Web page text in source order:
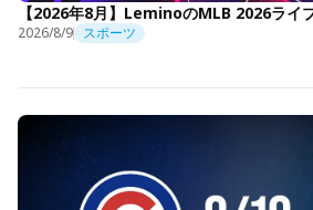
【2026年8月】LeminoのMLB 2026ライ
2026/8/9 スポーツ